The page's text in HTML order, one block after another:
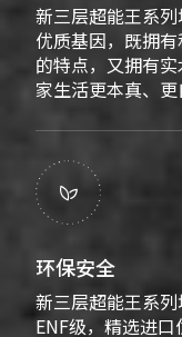
新三层超能王系
优质基因，既拥
的特点，又拥有
家生活更本真、更

环保安全
新三层超能王系
ENF级，精选进